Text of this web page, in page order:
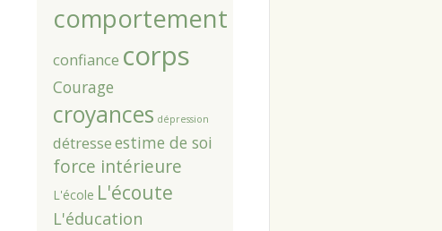
comportement
confiance corps
Courage
croyances dépression
détresseestime de soi
force intérieure
L'école L'écoute
L'éducation